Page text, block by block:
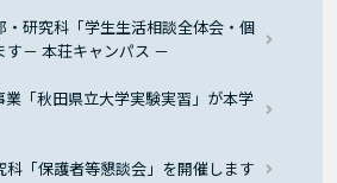
・研究科「学生生活相談全体会・個
－ 本荘キャンパス －
業「秋田県立大学実験実習」が本学
「保護者等懇談会」を開催します